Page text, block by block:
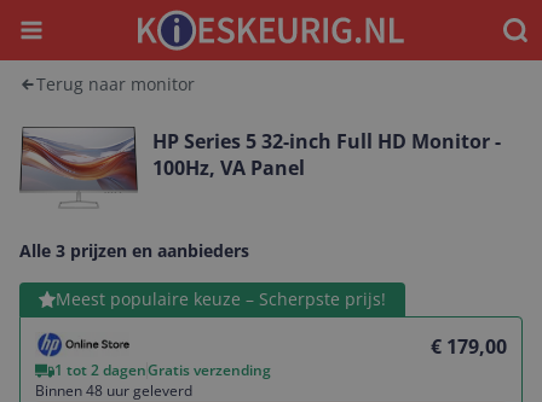
Menu
Terug naar monitor
HP Series 5 32-inch Full HD Monitor -
100Hz, VA Panel
Alle 3 prijzen en aanbieders
Meest populaire keuze – Scherpste prijs!
€ 179,00
1 tot 2 dagenGratis verzending
Binnen 48 uur geleverd
Bekijk product